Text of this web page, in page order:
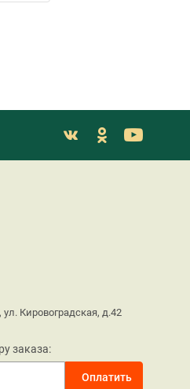
ул. Кировоградская, д.42
заказа: